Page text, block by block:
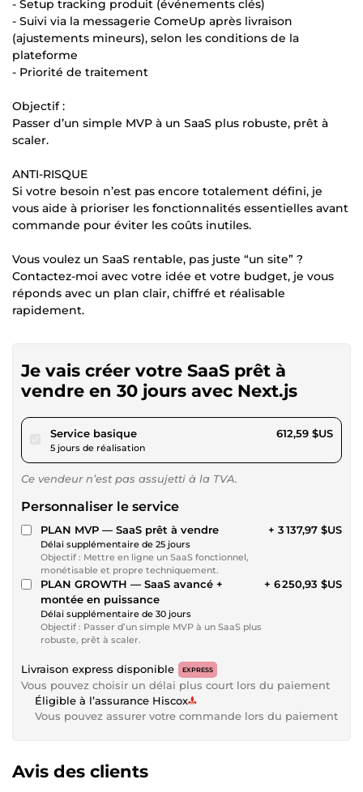
- Setup tracking produit (événements clés)
- Suivi via la messagerie ComeUp après livraison
(ajustements mineurs), selon les conditions de la
plateforme
- Priorité de traitement
Objectif :
Passer d’un simple MVP à un SaaS plus robuste, prêt à
scaler.
ANTI-RISQUE
Si votre besoin n’est pas encore totalement défini, je
vous aide à prioriser les fonctionnalités essentielles avant
commande pour éviter les coûts inutiles.
Vous voulez un SaaS rentable, pas juste “un site” ?
Contactez-moi avec votre idée et votre budget, je vous
réponds avec un plan clair, chiffré et réalisable
rapidement.
Je vais créer votre SaaS prêt à
vendre en 30 jours avec Next.js
Service basiquepour 564,60 $US
5 jours de réalisation
612,59 $US
Ce vendeur n’est pas assujetti à la TVA.
Personnaliser le service
PLAN MVP — SaaS prêt à vendre
Délai supplémentaire de 25 jours
Objectif : Mettre en ligne un SaaS fonctionnel,
monétisable et propre techniquement.
+ 3 137,97 $US
PLAN GROWTH — SaaS avancé +
montée en puissance
Délai supplémentaire de 30 jours
Objectif : Passer d’un simple MVP à un SaaS plus
robuste, prêt à scaler.
+ 6 250,93 $US
Livraison express disponible EXPRESS
Vous pouvez choisir un délai plus court lors du paiement
Éligible à l’assurance Hiscox
Vous pouvez assurer votre commande lors du paiement
Avis des clients